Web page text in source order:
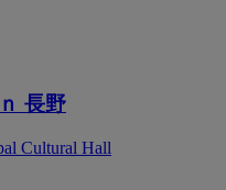
長野
Cultural Hall